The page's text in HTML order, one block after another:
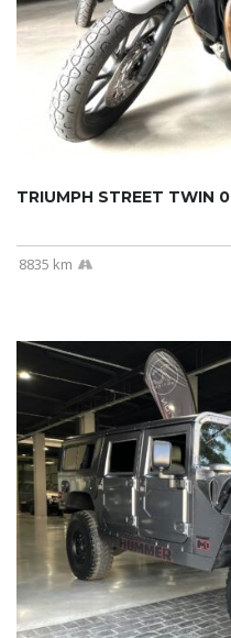
TRIUMPH STREET TWIN 0
8835 km